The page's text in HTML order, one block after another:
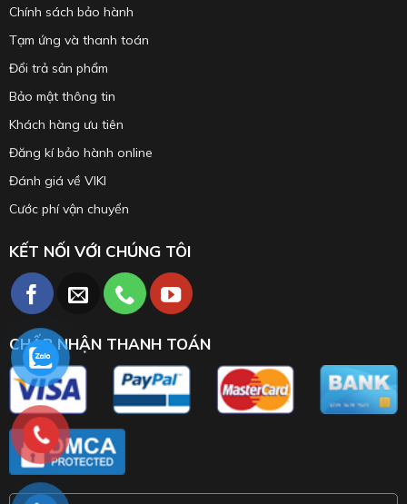
Chính sách bảo hành
Tạm ứng và thanh toán
Đổi trả sản phẩm
Bảo mật thông tin
Khách hàng ưu tiên
Đăng kí bảo hành online
Đánh giá về VIKI
Cước phí vận chuyển
KẾT NỐI VỚI CHÚNG TÔI
CHẤP NHẬN THANH TOÁN